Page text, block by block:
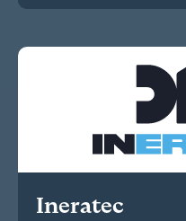
Ineratec